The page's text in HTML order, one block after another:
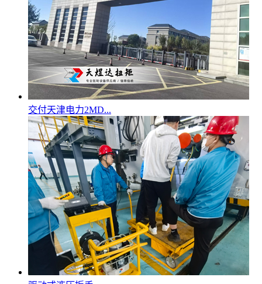
交付天津电力2MD...